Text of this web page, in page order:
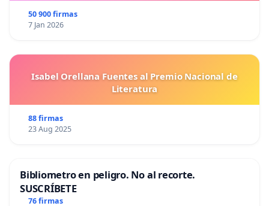
50 900 firmas
7 Jan 2026
Isabel Orellana Fuentes al Premio Nacional de
Literatura
88 firmas
23 Aug 2025
Bibliometro en peligro. No al recorte.
SUSCRÍBETE
76 firmas